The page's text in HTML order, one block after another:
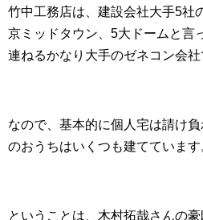
竹中工務店は、建設会社大手5社
京ミッドタウン、5大ドームと言
連ねるかなり大手のゼネコン会社
なので、基本的に個人宅は請け
のおうちはいくつも建てています
ということは、木村拓哉さんの